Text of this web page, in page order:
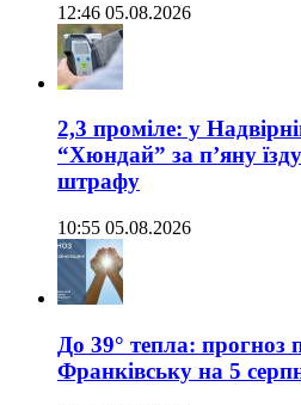
12:46 05.08.2026
2,3 проміле: у
“Хюндай” за п’яну
штрафу
10:55 05.08.2026
До 39° тепла: прогноз
Франківську на 5